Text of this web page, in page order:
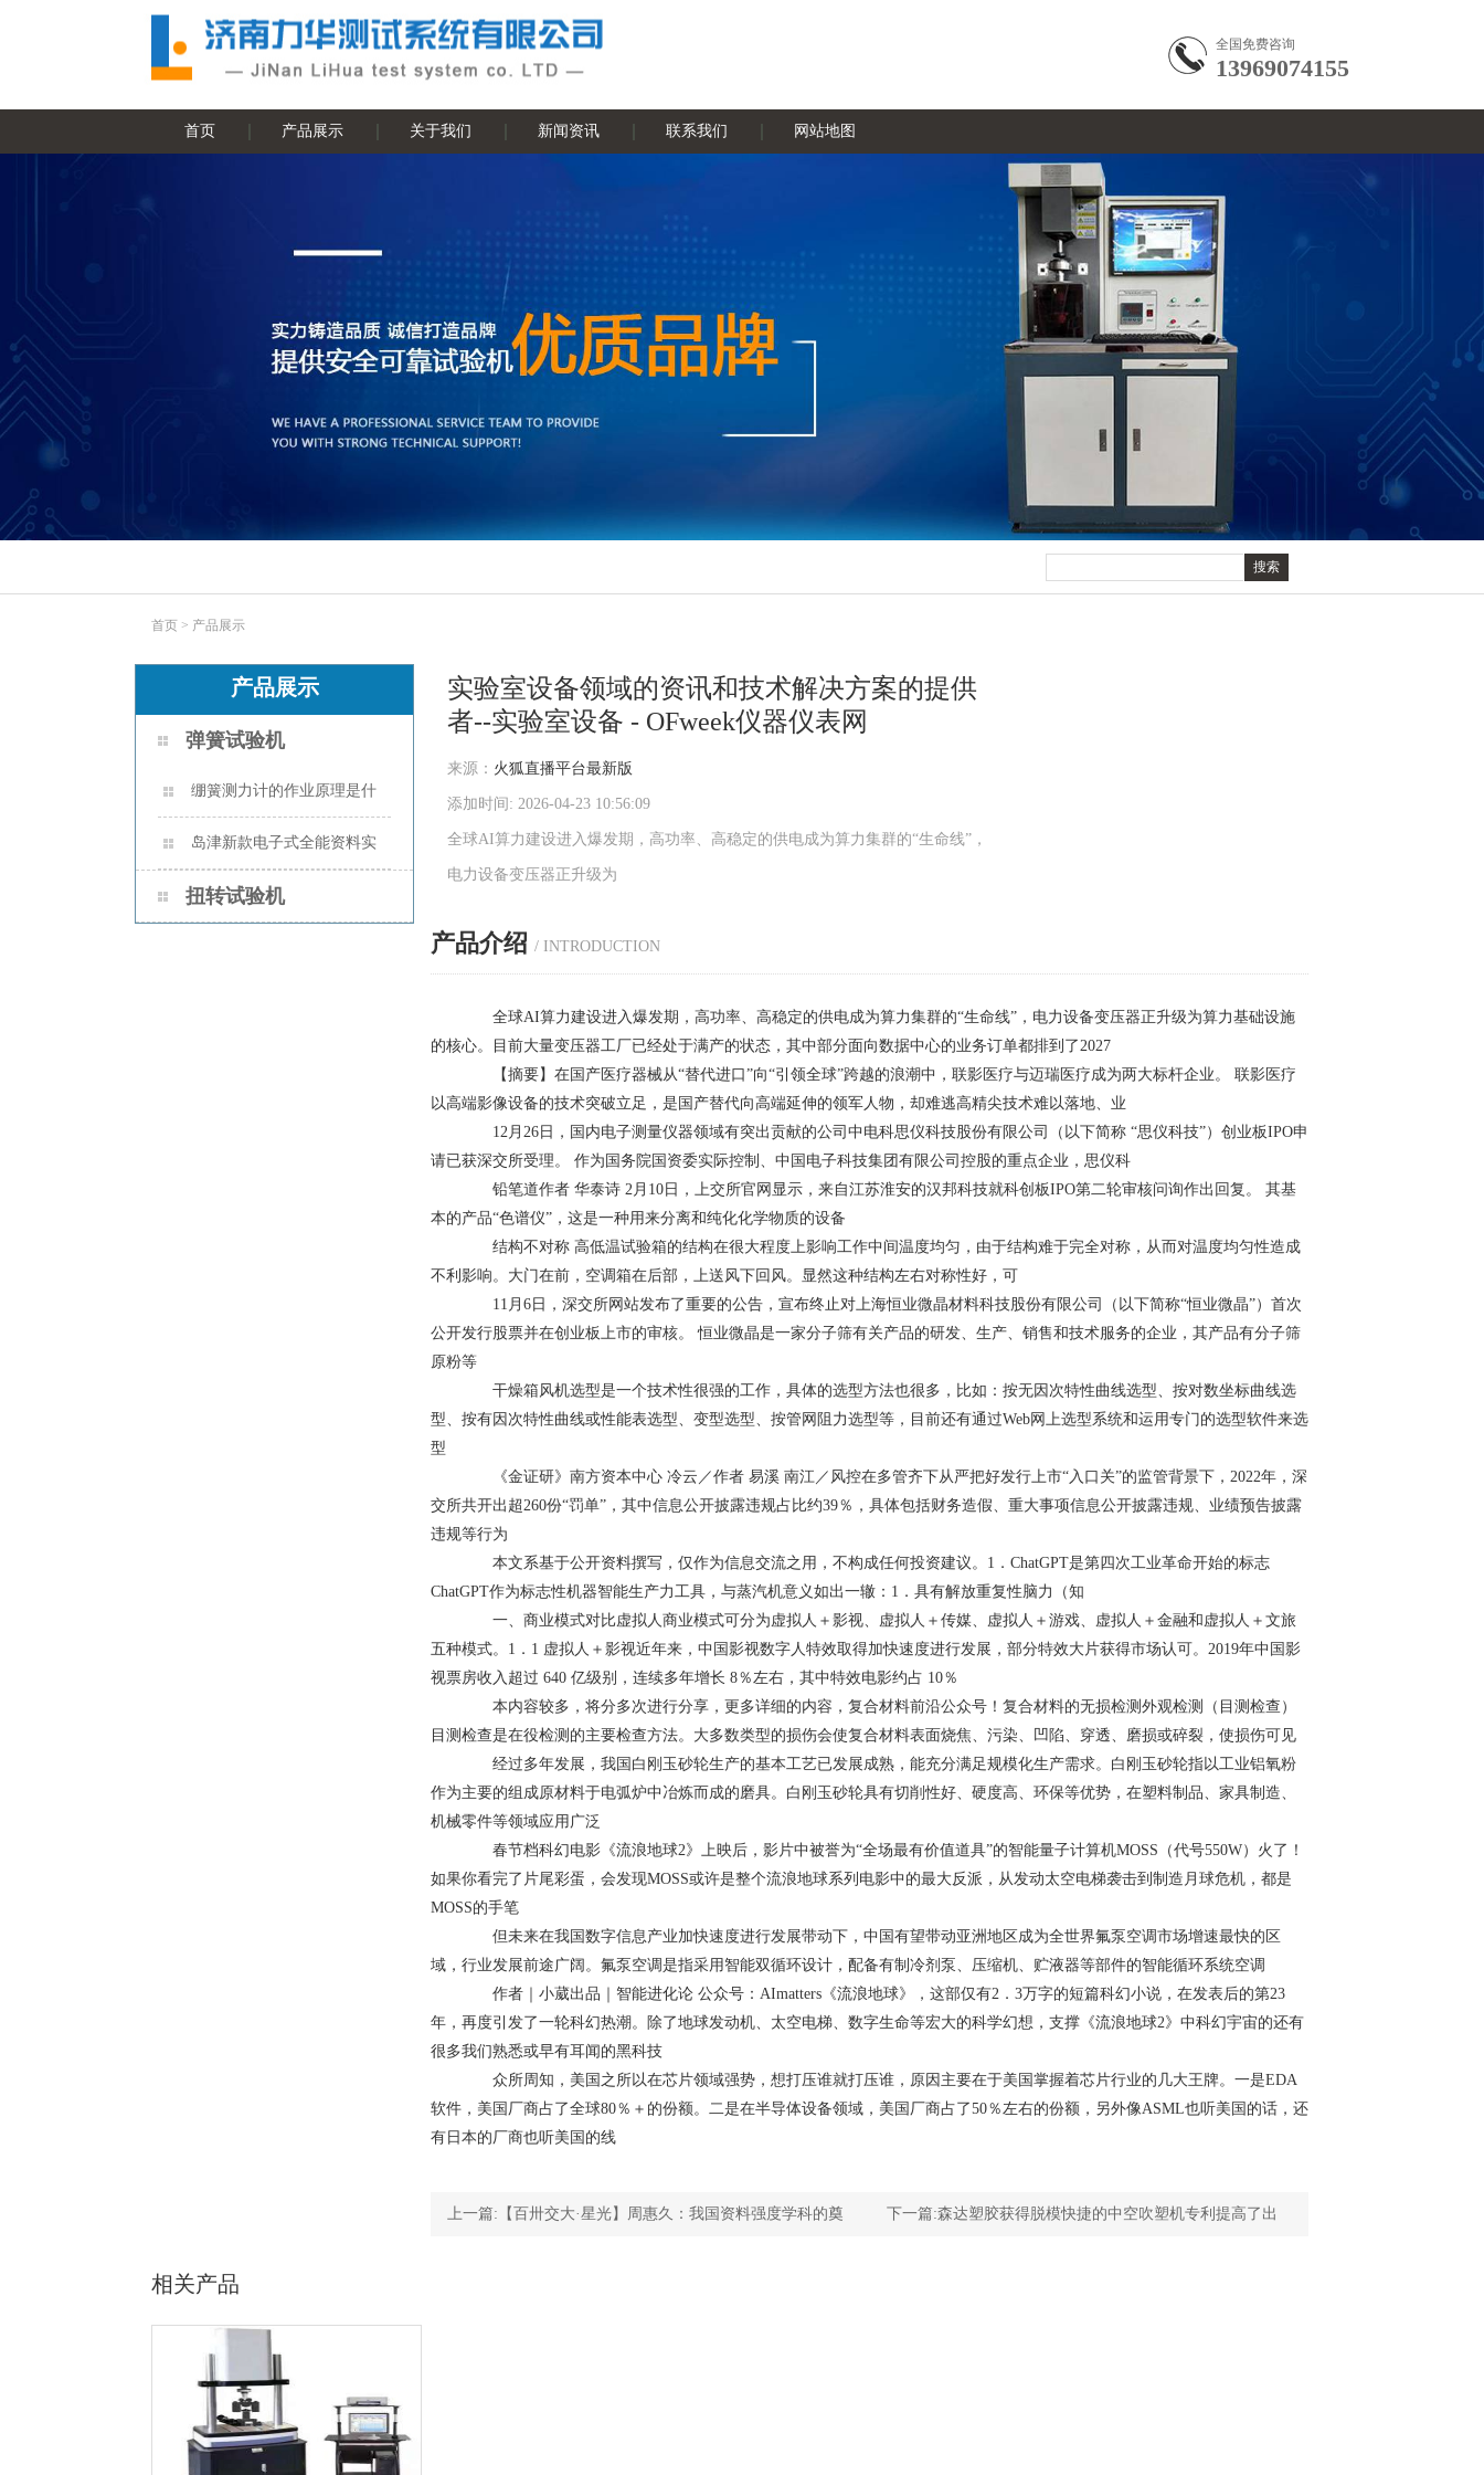
全国免费咨询
13969074155
首页 产品展示 关于我们 新闻资讯 联系我们 网站地图
首页 > 产品展示
产品展示
弹簧试验机
绷簧测力计的作业原理是什
么？岛津新款电子式全能资料实
验机AUTOGRAPH AGS-X2 系列
扭转试验机
实验室设备领域的资讯和技术解决方案的提供
者--实验室设备 - OFweek仪器仪表网
来源： 火狐直播平台最新版
添加时间: 2026-04-23 10:56:09
全球AI算力建设进入爆发期，高功率、高稳定的供电成为算力集群的“生命线”，
电力设备变压器正升级为
产品介绍 / INTRODUCTION
全球AI算力建设进入爆发期，高功率、高稳定的供电成为算力集群的“生命线”，电力设备变压器正升级为算力基础设施
的核心。目前大量变压器工厂已经处于满产的状态，其中部分面向数据中心的业务订单都排到了2027
【摘要】在国产医疗器械从“替代进口”向“引领全球”跨越的浪潮中，联影医疗与迈瑞医疗成为两大标杆企业。 联影医疗
以高端影像设备的技术突破立足，是国产替代向高端延伸的领军人物，却难逃高精尖技术难以落地、业
12月26日，国内电子测量仪器领域有突出贡献的公司中电科思仪科技股份有限公司（以下简称 “思仪科技”）创业板IPO申
请已获深交所受理。 作为国务院国资委实际控制、中国电子科技集团有限公司控股的重点企业，思仪科
铅笔道作者 华泰诗 2月10日，上交所官网显示，来自江苏淮安的汉邦科技就科创板IPO第二轮审核问询作出回复。 其基
本的产品“色谱仪”，这是一种用来分离和纯化化学物质的设备
结构不对称 高低温试验箱的结构在很大程度上影响工作中间温度均匀，由于结构难于完全对称，从而对温度均匀性造成
不利影响。大门在前，空调箱在后部，上送风下回风。显然这种结构左右对称性好，可
11月6日，深交所网站发布了重要的公告，宣布终止对上海恒业微晶材料科技股份有限公司（以下简称“恒业微晶”）首次
公开发行股票并在创业板上市的审核。 恒业微晶是一家分子筛有关产品的研发、生产、销售和技术服务的企业，其产品有分子筛
原粉等
干燥箱风机选型是一个技术性很强的工作，具体的选型方法也很多，比如：按无因次特性曲线选型、按对数坐标曲线选
型、按有因次特性曲线或性能表选型、变型选型、按管网阻力选型等，目前还有通过Web网上选型系统和运用专门的选型软件来选
型
《金证研》南方资本中心 冷云／作者 易溪 南江／风控在多管齐下从严把好发行上市“入口关”的监管背景下，2022年，深
交所共开出超260份“罚单”，其中信息公开披露违规占比约39％，具体包括财务造假、重大事项信息公开披露违规、业绩预告披露
违规等行为
本文系基于公开资料撰写，仅作为信息交流之用，不构成任何投资建议。1．ChatGPT是第四次工业革命开始的标志
ChatGPT作为标志性机器智能生产力工具，与蒸汽机意义如出一辙：1．具有解放重复性脑力（知
一、商业模式对比虚拟人商业模式可分为虚拟人＋影视、虚拟人＋传媒、虚拟人＋游戏、虚拟人＋金融和虚拟人＋文旅
五种模式。1．1 虚拟人＋影视近年来，中国影视数字人特效取得加快速度进行发展，部分特效大片获得市场认可。2019年中国影
视票房收入超过 640 亿级别，连续多年增长 8％左右，其中特效电影约占 10％
本内容较多，将分多次进行分享，更多详细的内容，复合材料前沿公众号！复合材料的无损检测外观检测（目测检查）
目测检查是在役检测的主要检查方法。大多数类型的损伤会使复合材料表面烧焦、污染、凹陷、穿透、磨损或碎裂，使损伤可见
经过多年发展，我国白刚玉砂轮生产的基本工艺已发展成熟，能充分满足规模化生产需求。白刚玉砂轮指以工业铝氧粉
作为主要的组成原材料于电弧炉中冶炼而成的磨具。白刚玉砂轮具有切削性好、硬度高、环保等优势，在塑料制品、家具制造、
机械零件等领域应用广泛
春节档科幻电影《流浪地球2》上映后，影片中被誉为“全场最有价值道具”的智能量子计算机MOSS（代号550W）火了！
如果你看完了片尾彩蛋，会发现MOSS或许是整个流浪地球系列电影中的最大反派，从发动太空电梯袭击到制造月球危机，都是
MOSS的手笔
但未来在我国数字信息产业加快速度进行发展带动下，中国有望带动亚洲地区成为全世界氟泵空调市场增速最快的区
域，行业发展前途广阔。氟泵空调是指采用智能双循环设计，配备有制冷剂泵、压缩机、贮液器等部件的智能循环系统空调
作者｜小葳出品｜智能进化论 公众号：AImatters《流浪地球》，这部仅有2．3万字的短篇科幻小说，在发表后的第23
年，再度引发了一轮科幻热潮。除了地球发动机、太空电梯、数字生命等宏大的科学幻想，支撑《流浪地球2》中科幻宇宙的还有
很多我们熟悉或早有耳闻的黑科技
众所周知，美国之所以在芯片领域强势，想打压谁就打压谁，原因主要在于美国掌握着芯片行业的几大王牌。一是EDA
软件，美国厂商占了全球80％＋的份额。二是在半导体设备领域，美国厂商占了50％左右的份额，另外像ASML也听美国的话，还
有日本的厂商也听美国的线
上一篇: 【百卅交大·星光】周惠久：我国资料强度学科的奠
下一篇:森达塑胶获得脱模快捷的中空吹塑机专利提高了出
相关产品